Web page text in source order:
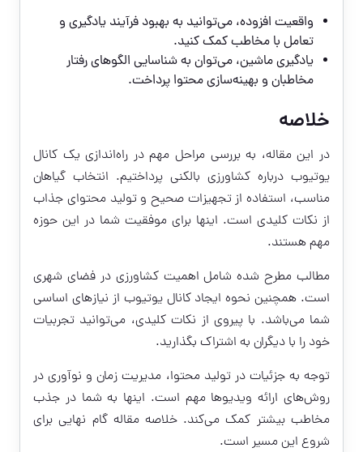
واقعیت افزوده، می‌توانید به بهبود فرآیند یادگیری و
تعامل با مخاطب کمک کنید.
یادگیری ماشین، می‌توان به شناسایی الگوهای رفتار
مخاطبان و بهینه‌سازی محتوا پرداخت.
خلاصه
در این مقاله، به بررسی مراحل مهم در راه‌اندازی یک کانال
یوتیوب درباره کشاورزی بالکنی پرداختیم. انتخاب گیاهان
مناسب، استفاده از تجهیزات صحیح و تولید محتوای جذاب
از نکات کلیدی است. اینها برای موفقیت شما در این حوزه
مهم هستند.
مطالب مطرح شده شامل اهمیت کشاورزی در فضای شهری
است. همچنین نحوه ایجاد کانال یوتیوب از نیازهای اساسی
شما می‌باشد. با پیروی از نکات کلیدی، می‌توانید تجربیات
خود را با دیگران به اشتراک بگذارید.
توجه به جزئیات در تولید محتوا، مدیریت زمان و نوآوری در
روش‌های ارائه ویدیوها مهم است. اینها به شما در جذب
مخاطب بیشتر کمک می‌کند. خلاصه مقاله گام نهایی برای
شروع این مسیر است.